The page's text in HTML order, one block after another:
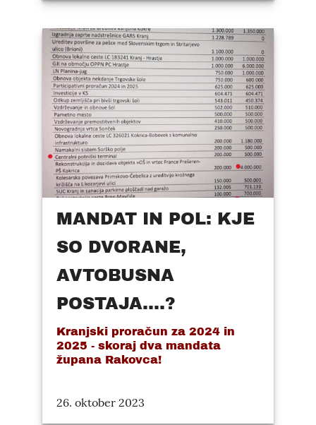
MANDAT IN POL: KJE
SO DVORANE,
AVTOBUSNA
POSTAJA....?
Kranjski proračun za 2024 in
2025 - skoraj dva mandata
župana Rakovca!
26. oktober 2023